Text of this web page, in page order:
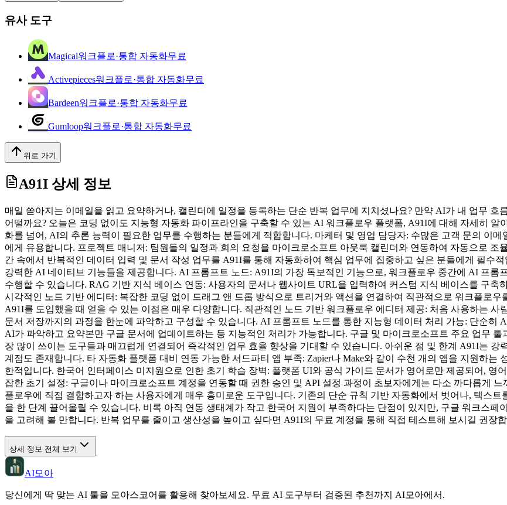
유사 도구
Magical워크플로·통합 자동화무료
Activepieces워크플로·통합 자동화무료
Bardeen워크플로·통합 자동화무료
Gumloop워크플로·통합 자동화무료
위로 가기
A91I 상세 정보
매일 쏟아지는 이메일을 읽고 요약하거나, 캘린더에 일정을 등록하는 단순 반복 업무에 지치셨나요? 만약 AI가 내 업무
어떨까요? 오늘은 코딩 없이도 지능형 자동화 파이프라인을 구축할 수 있는 AI 워크플로우 플랫폼, A91I에 대해 자세히
화를 넘어, AI의 추론 능력이 필요한 업무를 수행하는 분들에게 적합합니다. 마케터 및 영업 담당자: 수많은 고객 문의 이
에게 유용합니다. 프로젝트 매니저: 팀원들의 일정과 회의 요청을 마이크로소프트 아웃룩 캘린더와 연동하여 자동으로 조
간 속에서 반복적인 데이터 입력 및 문서 작성 업무를 A91I를 통해 자동화하여 핵심 업무에 집중하고 싶은 분들에게 필수
강력한 AI 네이티브 기능들을 제공합니다. AI 프롬프트 노드: A91I의 가장 독보적인 기능으로, 워크플로우 중간에 AI 프롬
수행할 수 있습니다. RAG 기반 지식 베이스 연동: 사용자의 문서나 웹사이트 URL을 입력하여 커스텀 지식 베이스를 구
시각적인 노드 기반 에디터: 복잡한 코딩 없이 드래그 앤 드롭 방식으로 트리거와 액션을 연결하여 직관적으로 워크플로
A91I를 도입했을 때 얻을 수 있는 이점은 매우 다양합니다. 직관적인 노드 기반 워크플로우 에디터 제공: 처음 사용하는
문서 저장까지의 과정을 한눈에 파악하고 구성할 수 있습니다. AI 프롬프트 노드를 통한 지능형 데이터 처리 가능: 단순히
AI가 파악하고 요약본만 구글 문서에 업데이트하는 등 지능적인 처리가 가능합니다. 구글 및 마이크로소프트 주요 업무 툴
장 많이 쓰이는 도구들과 매끄럽게 연결되어 즉각적인 업무 효율 향상을 기대할 수 있습니다. 아쉬운 점 및 한계 A91I는
계점도 존재합니다. 타 자동화 플랫폼 대비 연동 가능한 서드파티 앱 부족: Zapier나 Make와 같이 수천 개의 앱을 지원하는
한적입니다. 한국어 인터페이스 미지원으로 인한 초기 학습 장벽: 플랫폼 UI와 공식 가이드 문서가 영어로만 제공되어, 영
잡한 초기 설정: 구글이나 마이크로소프트 계정을 연동할 때 권한 승인 및 API 설정 과정이 초보자에게는 다소 까다롭게
플로우에 직접 결합하고자 하는 사용자에게 매우 흥미로운 도구입니다. 기존의 단순 규칙 기반 자동화에서 벗어나, 텍스
을 한 단계 끌어올릴 수 있습니다. 비록 아직 연동 생태계가 작고 한국어 지원이 부족하다는 단점이 있지만, 구글 워크스
을 고려해 볼 만합니다. 반복 업무를 줄이고 생산성을 높이고 싶다면 A91I의 무료 계정을 통해 직접 테스트해 보시길 권장
상세 정보 전체 보기
AI모아
당신에게 딱 맞는 AI 툴을 모아스코어를 활용해 찾아보세요. 무료 AI 도구부터 검증된 추천까지 AI모아에서.